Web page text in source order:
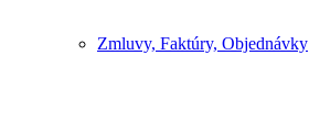
Zmluvy, Faktúry, Objednávky